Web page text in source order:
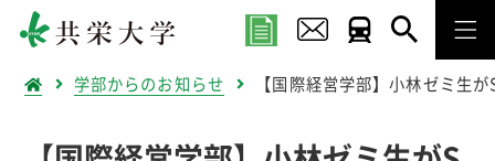
学部からのお知らせ 【国際経営学部】小林ゼミ生